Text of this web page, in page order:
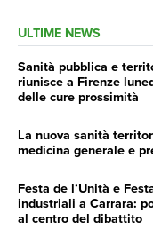
ULTIME NEWS
Sanità pubblica e
riunisce a Firenze
delle cure prossimità
La nuova sanità
medicina generale e
Festa de l’Unità e
industriali a Carrara:
al centro del dibattito